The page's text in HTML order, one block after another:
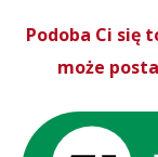
Podoba Ci się
może